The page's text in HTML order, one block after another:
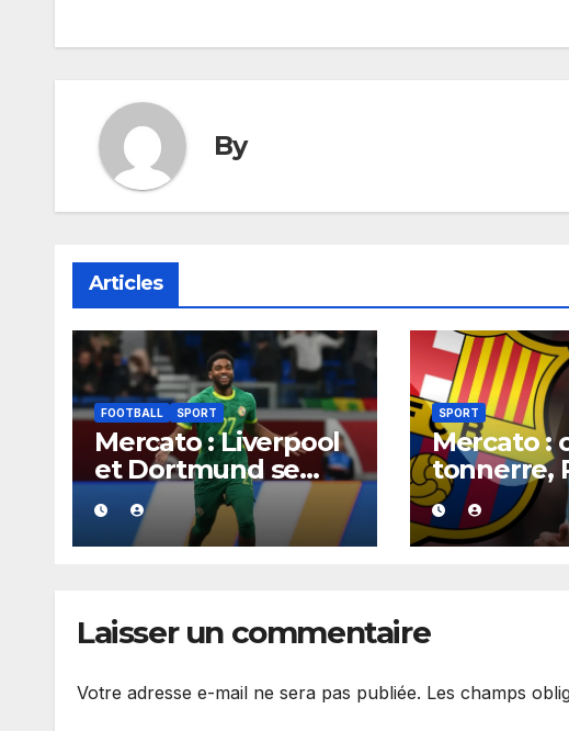
By
Articles
FOOTBALL SPORT
Mercato : Liverpool
et Dortmund se
positionnent en
favoris pour
recruter Ibrahim
SPORT
Mercato :
tonnerre,
aurait
accord
Barça
Laisser un commentaire
Votre adresse e-mail ne sera pas publiée. Les champs